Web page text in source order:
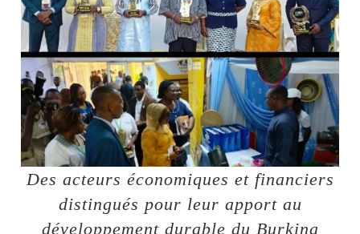
Des acteurs économiques et financiers
distingués pour leur apport au
développement durable du Burkina